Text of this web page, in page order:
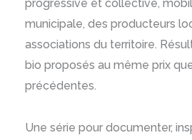
progressive et collective,
municipale, des producteurs
associations du territoire.
bio proposés au même prix
précédentes.
Une série pour documenter,